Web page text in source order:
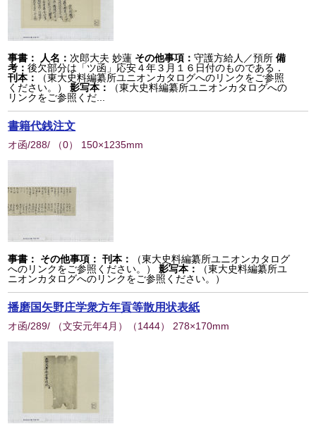
事書： 人名： 次郎大夫 妙蓮 その他事項：守護方給人／預所 備
考：後欠部分は「ツ函」応安４年３月１６日付のものである．
刊本：
（東大史料編纂所ユニオンカタログへのリンクをご参照
ください。）
影写本：
（東大史料編纂所ユニオンカタログへの
リンクをご参照くだ...
書籍代銭注文
オ函/288/ （0） 150×1235mm
事書： その他事項： 刊本：
（東大史料編纂所ユニオンカタログ
へのリンクをご参照ください。）
影写本：
（東大史料編纂所ユ
ニオンカタログへのリンクをご参照ください。）
播磨国矢野庄学衆方年貢等散用状表紙
オ函/289/ （文安元年4月） （1444） 278×170mm